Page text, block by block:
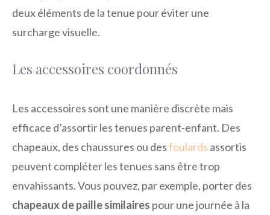
deux éléments de la tenue pour éviter une
surcharge visuelle.
Les accessoires coordonnés
Les accessoires sont une manière discrète mais
efficace d’assortir les tenues parent-enfant. Des
chapeaux, des chaussures ou desfoulards assortis
peuvent compléter les tenues sans être trop
envahissants. Vous pouvez, par exemple, porter des
chapeaux de paille similaires pour une journée à la